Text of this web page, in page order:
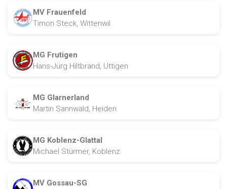
MV Frauenfeld
Timon Steck, Wittenwil
MG Frutigen
Hans-Jürg Hiltbrand, Uttigen
MG Glarnerland
Martin Sannwald, Heiden
MG Koblenz-Glattal
Michael Stürmer, Koblenz
MV Gossau-SG